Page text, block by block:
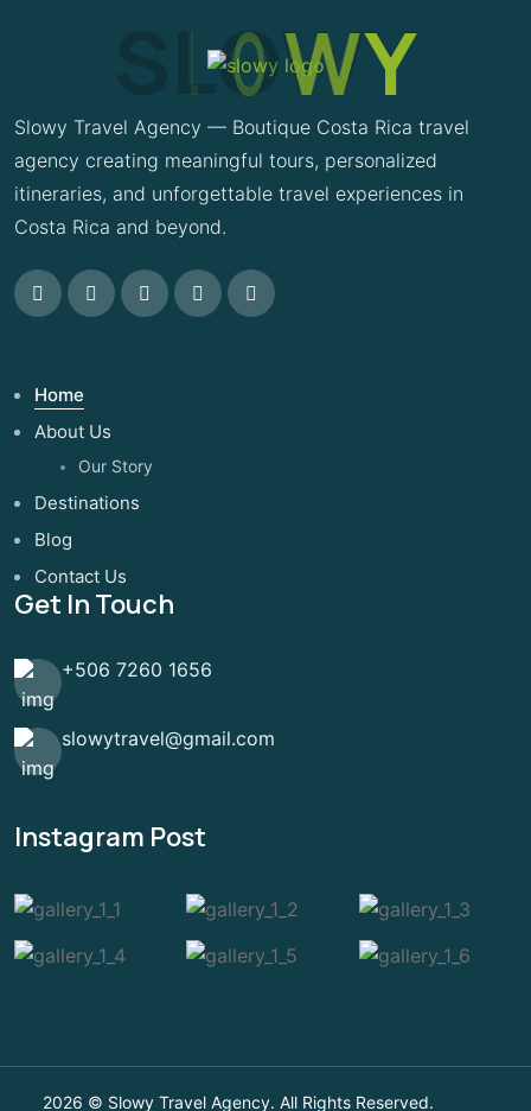
LOWY
Slowy Travel Agency — Boutique Costa Rica travel
agency creating meaningful tours, personalized
itineraries, and unforgettable travel experiences in
Costa Rica and beyond.
Home
About Us
Our Story
Destinations
Blog
Contact Us
Get In Touch
+506 7260 1656
slowytravel@gmail.com
Instagram Post
2026 © Slowy Travel Agency. All Rights Reserved.